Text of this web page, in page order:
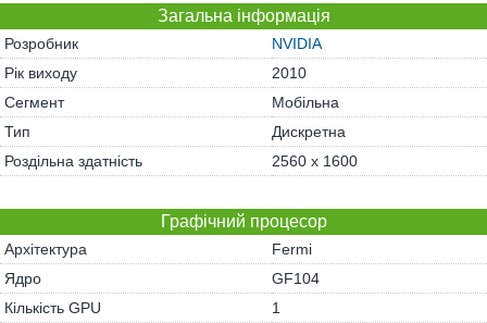
Загальна інформація
Розробник
NVIDIA
Рік виходу
2010
Сегмент
Мобільна
Тип
Дискретна
Роздільна здатність
2560 x 1600
Графічний процесор
Архітектура
Fermi
Ядро
GF104
Кількість GPU
1